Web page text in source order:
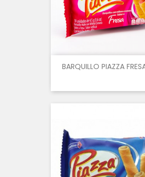
BARQUILLO PIAZZA